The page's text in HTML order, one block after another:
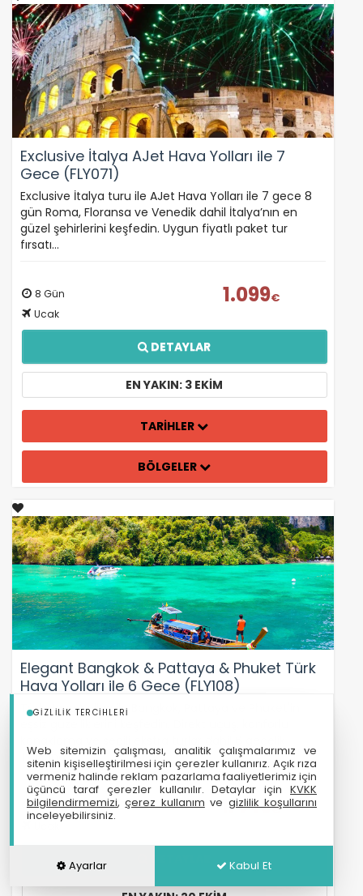
GIZLILIK TERCIHLERI
Web sitemizin çalışması, analitik çalışmalarımız ve
sitenin kişiselleştirilmesi için çerezler kullanırız. Açık rıza
vermeniz halinde reklam pazarlama faaliyetlerimiz için
üçüncü taraf çerezler kullanılır. Detaylar için KVKK
bilgilendirmemizi,çerez kullanım ve gizlilik koşullarını
inceleyebilirsiniz.
Ayarlar Kabul Et
Exclusive İtalya AJet Hava Yolları ile 7
Gece (FLY071)
Exclusive İtalya turu ile AJet Hava Yolları ile 7 gece 8
gün Roma, Floransa ve Venedik dahil İtalya’nın en
güzel şehirlerini keşfedin. Uygun fiyatlı paket tur
fırsatı…
8 Gün
Ucak
1.099€
DETAYLAR
EN YAKIN: 3 EKIM
TARİHLER
BÖLGELER
Elegant Bangkok & Pattaya & Phuket Türk
Hava Yolları ile 6 Gece (FLY108)
Türk Hava Yolları ile Bangkok, Pattaya ve Phuket'in
Tayland…
8 Gün
1.449€